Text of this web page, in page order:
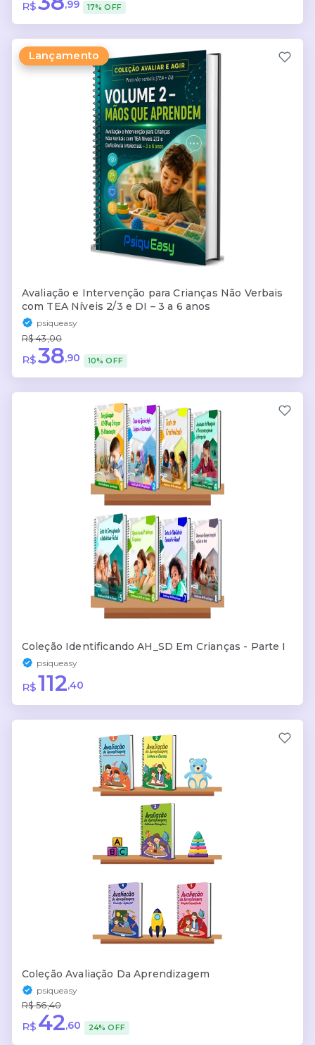
R$ ,99 17% OFF
Lançamento
Avaliação e Intervenção para Crianças Não Verbais
com TEA Níveis 2/3 e DI – 3 a 6 anos
psiqueasy
R$ 43,00
R$38,90 10% OFF
Coleção Identificando AH_SD Em Crianças - Parte I
psiqueasy
R$112,40
Coleção Avaliação Da Aprendizagem
psiqueasy
R$ 56,40
R$ 42,60 24% OFF